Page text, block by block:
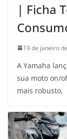
| Ficha
19 de janeiro
A Yamaha
sua moto on/
mais robusto,